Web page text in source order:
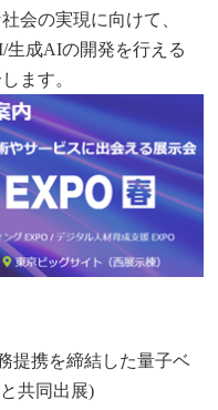
会の実現に向けて、
生成AIの開発を行える
ます。
提携を締結した量子ベ
共同出展)